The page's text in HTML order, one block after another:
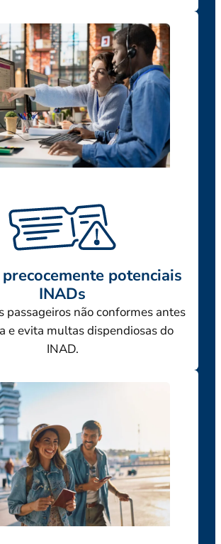
potenciais
INADs
passageiros não conformes antes
e evita multas dispendiosas do
INAD.